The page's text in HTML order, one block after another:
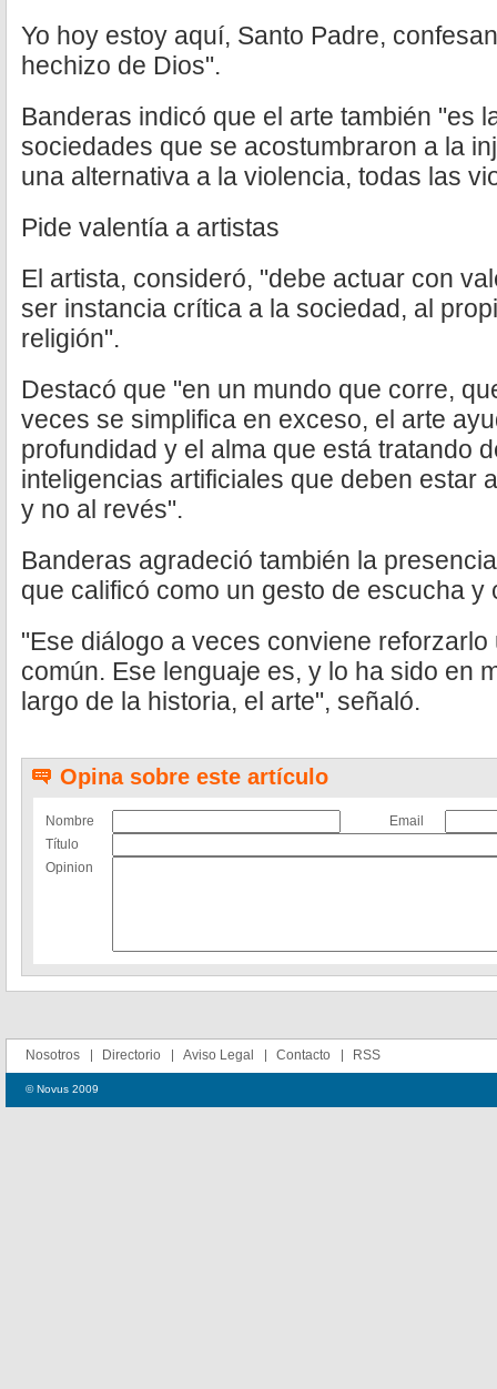
Yo hoy estoy aquí, Santo Padre,
hechizo de Dios".
Banderas indicó que el arte también "es
sociedades que se acostumbraron a la
una alternativa a la violencia, todas las
Pide valentía a artistas
El artista, consideró, "debe actuar con
ser instancia crítica a la sociedad, al
religión".
Destacó que "en un mundo que corre,
veces se simplifica en exceso, el arte
profundidad y el alma que está tratando
inteligencias artificiales que deben estar
y no al revés".
Banderas agradeció también la
que calificó como un gesto de escucha y
"Ese diálogo a veces conviene
común. Ese lenguaje es, y lo ha sido en
largo de la historia, el arte", señaló.
Opina sobre este artículo
Nombre
Email
Título
Opinion
Nosotros Directorio Aviso Legal Contacto RSS
© Novus 2009